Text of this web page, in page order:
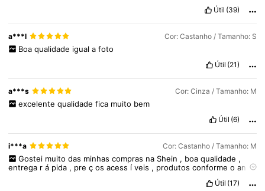
4,84 2M Seguidores
4,84
Útil (39)
a***l Cor: Castanho / Tamanho: S
Boa qualidade igual a foto
Útil (21)
a***s Cor: Cinza / Tamanho: M
excelente qualidade fica muito bem
Útil (6)
i***a Cor: Castanho / Tamanho: M
Gostei muito das minhas compras na Shein , boa qualidade ,
entrega rá pida , preçosacess íveis , produtosconformeoan ú
Útil (17)